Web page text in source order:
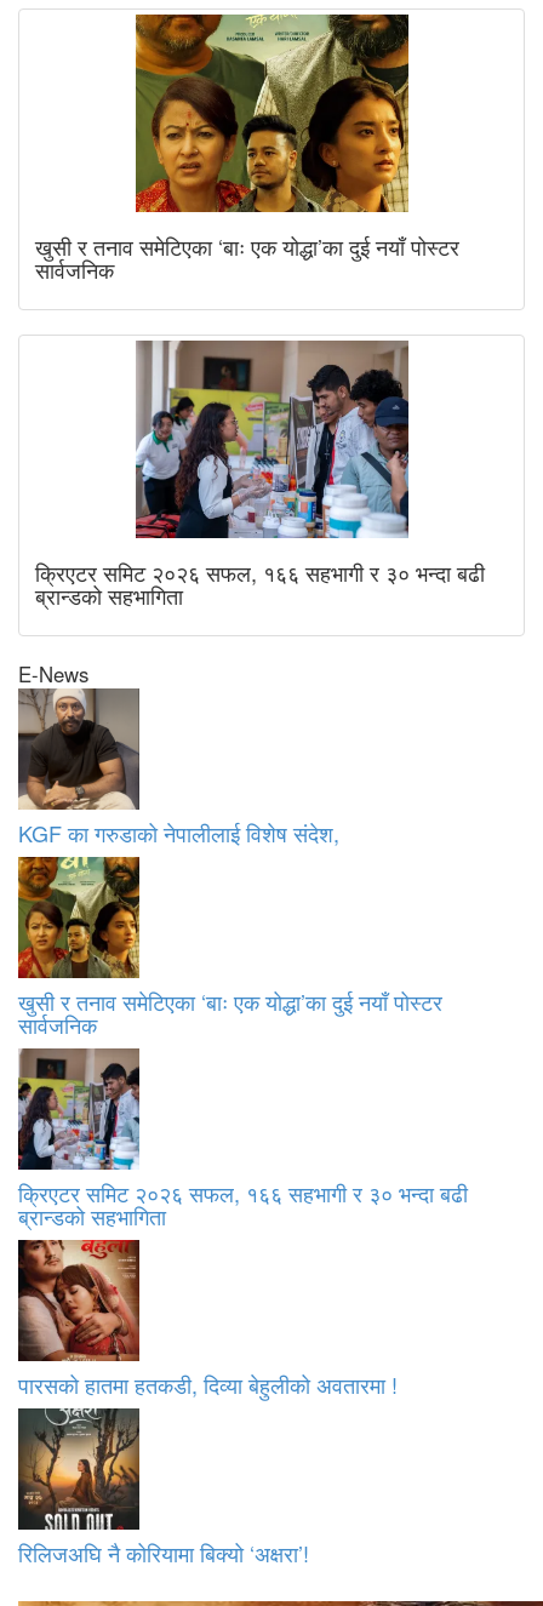
खुसी र तनाव समेटिएका ‘बाः एक योद्धा’का दुई नयाँ पोस्टर
सार्वजनिक
क्रिएटर समिट २०२६ सफल, १६६ सहभागी र ३० भन्दा बढी
ब्रान्डको सहभागिता
E-News
KGF का गरुडाको नेपालीलाई विशेष संदेश,
खुसी र तनाव समेटिएका ‘बाः एक योद्धा’का दुई नयाँ पोस्टर
सार्वजनिक
क्रिएटर समिट २०२६ सफल, १६६ सहभागी र ३० भन्दा बढी
ब्रान्डको सहभागिता
पारसको हातमा हतकडी, दिव्या बेहुलीको अवतारमा !
रिलिजअघि नै कोरियामा बिक्यो ‘अक्षरा’!